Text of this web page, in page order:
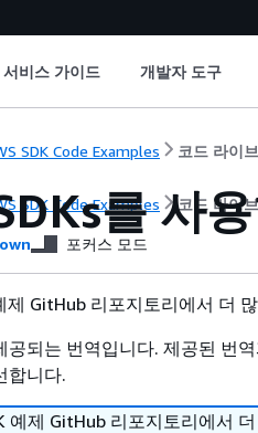
서비스 가이드 개발자 도구
SDK Code Examples 코드 라이
SDK Code Examples 코드 라이
를 사
포커스 모드
제 GitHub 리포지토리에서 더
공되는 번역입니다. 제공된 번
합니다.
예제 GitHub 리포지토리에서